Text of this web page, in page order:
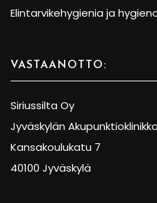
Elintarvikehygienia ja
VASTAANOTTO:
Siriussilta Oy
Jyväskylän Akupunktioklinikka
Kansakoulukatu 7
40100 Jyväskylä